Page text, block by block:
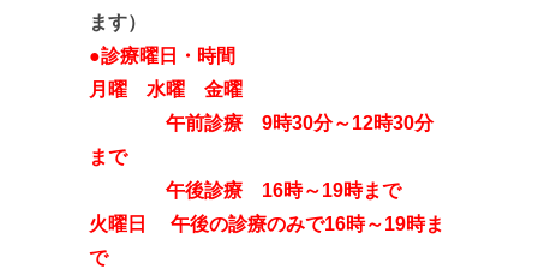
ます）
●診療曜日・時間
月曜 水曜 金曜
午前診療 9時30分～12時30分
まで
午後診療 16時～19時まで
火曜日 午後の診療のみで16時～19時ま
で